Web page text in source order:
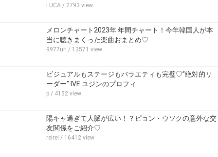
LUCA / 2793 view
メロンチャート2023年 年間チャート！今年韓国人が本
当に聴きまくった楽曲おまとめ♡
9977uri / 13571 view
ビジュアルもステージもバラエティも完璧♡”絶対的リ
ーダー” IVE ユジンのプロフィ…
p / 4152 view
陽キャ過ぎて人脈が広い！？ピョン・ウソクの意外な交
友関係をご紹介♡
reirei / 16412 view